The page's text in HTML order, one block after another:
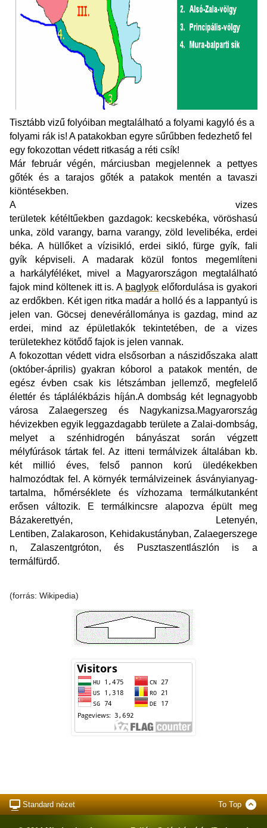
Tisztább vizű folyóiban megtalálható a folyami kagyló és a
folyami rák is! A patakokban egyre sűrűbben fedezhető fel
egy fokozottan védett ritkaság a réti csík!
Már február végén, márciusban megjelennek a pettyes
gőték és atarajos gőtéka patakok mentén a tavaszi
kiöntésekben.
A vizes
területek kétéltűekben gazdagok: kecskebéka, vöröshasú
unka,zöld varangy, barna varangy, zöld levelibéka, erdei
béka. A hüllőket avízisikló, erdei sikló,fürge gyík, fali
gyík képviseli. A madarak közül fontos megemlíteni
a harkályféléket, mivel a Magyarországon megtalálható
fajok mind költenek itt is. A baglyok előfordulása is gyakori
az erdőkben. Két igen ritka madár a holló és a lappantyú is
jelen van. Göcsej denevérállománya is gazdag, mind az
erdei, mind az épületlakók tekintetében, de a vizes
területekhez kötődő fajok is jelen vannak.
A fokozottan védett vidra elsősorban a nászidőszaka alatt
(október-április) gyakran kóborol a patakok mentén, de
egész évben csak kis létszámban jellemző, megfelelő
élettér és táplálékbázis híján.A dombság két legnagyobb
városaZalaegerszeg és Nagykanizsa.Magyarország
hévizekben egyik leggazdagabb területe a Zalai-dombság,
melyet a szénhidrogén bányászat során végzett
mélyfúrások tártak fel. Az itteni termálvizek általában kb.
két millió éves, felső pannon korú üledékekben
halmozódtak fel. A környék termálvizeinek ásványianyag-
tartalma, hőmérséklete és vízhozama termálkutanként
erősen változik. E termálkincsre alapozva épült meg
Bázakerettyén, Letenyén,
Lentiben,Zalakaroson, Kehidakustányban, Zalaegerszege
n, Zalaszentgróton, és Pusztaszentlászlón is a
termálfürdő.
(forrás: Wikipedia)
Standard nézet To Top